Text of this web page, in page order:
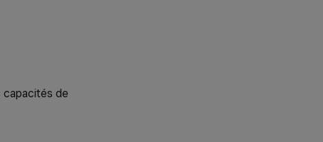
capacités de